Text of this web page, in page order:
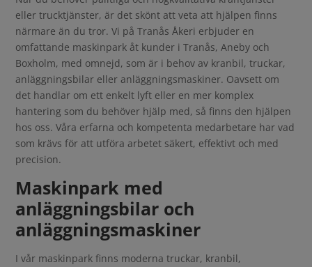
eller trucktjänster, är det skönt att veta att hjälpen finns
närmare än du tror. Vi på Tranås Åkeri erbjuder en
omfattande maskinpark åt kunder i Tranås, Aneby och
Boxholm, med omnejd, som är i behov av kranbil, truckar,
anläggningsbilar eller anläggningsmaskiner. Oavsett om
det handlar om ett enkelt lyft eller en mer komplex
hantering som du behöver hjälp med, så finns den hjälpen
hos oss. Våra erfarna och kompetenta medarbetare har vad
som krävs för att utföra arbetet säkert, effektivt och med
precision.
Maskinpark med
anläggningsbilar och
anläggningsmaskiner
I vår maskinpark finns moderna truckar, kranbil,